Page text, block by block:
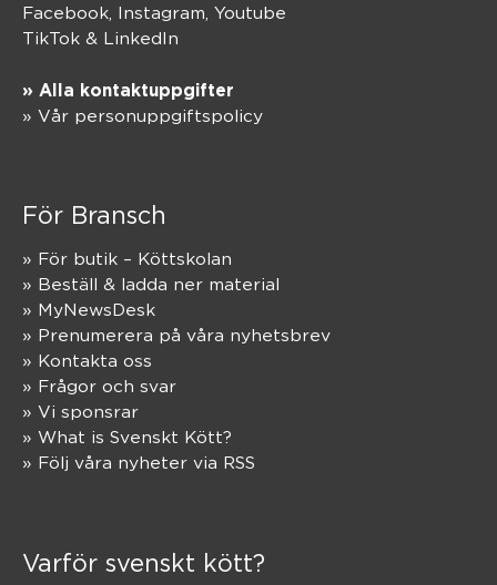
Facebook, Instagram Youtube
TikTok & LinkedIn
» Alla kontaktuppgifter
» Vår personuppgiftspolicy
För Bransch
» För butik – Köttskolan
» Beställ & ladda ner material
» MyNewsDesk
» Prenumerera på våra nyhetsbrev
» Kontakta oss
» Frågor och svar
» Vi sponsrar
» What is Svenskt Kött?
» Följ våra nyheter via RSS
Varför svenskt kött?